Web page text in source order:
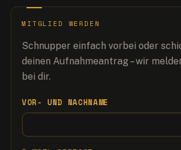
MITGLIED WERDEN
Schnupper einfach vorbei oder
deinen Aufnahmeantrag – wir
bei dir.
VOR- UND NACHNAME